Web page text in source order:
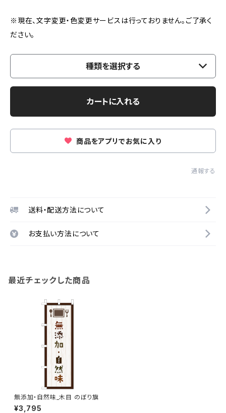
※現在、文字変更・色変更サービスは行っておりません。ご了承く
ださい。
種類を選択する
カートに入れる
商品をアプリでお気に入り
通報する
送料・配送方法について
お支払い方法について
最近チェックした商品
無添加・自然味_木目 のぼり旗
¥3,795